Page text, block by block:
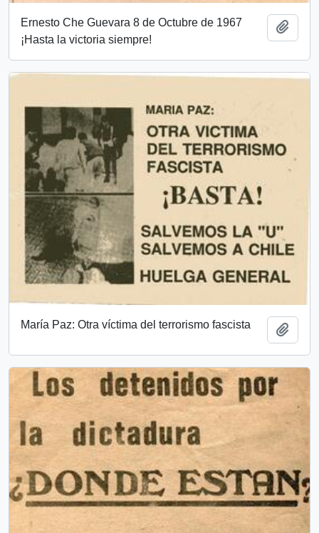
Ernesto Che Guevara 8 de Octubre de 1967
¡Hasta la victoria siempre!
María Paz: Otra víctima del terrorismo fascista